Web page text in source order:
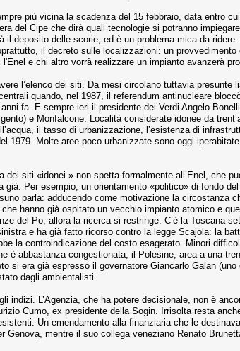
più vici­na la scadenza del 15 febbraio, data entro
del Ci­pe che dirà quali tecnologie si potranno
il depo­sito delle scorie, ed è un problema mica da
il de­creto sulle localizzazioni: un
e chi al­tro vorrà realizzare un impianto avanzerà
l’elen­co dei siti. Da mesi circolano tuttavia
quando, nel 1987, il referendum antinucleare
fa. E sempre ieri il presidente dei Verdi Angelo
e Mon­falcone. Località considerate idonee da
il tasso di urbanizzazione, l’esistenza di
1979. Molte aree poco urbanizzate sono og­gi
siti «ido­nei » non spetta formalmente all’Enel, che
già. Per esempio, un orientamento «politico» di fondo
par­la: adducendo come motivazione la circostan­za
hanno già ospitato un vecchio impianto atomico e
del Po, allora la ricerca si restringe. C’è la Toscana
e ha già fatto ricorso contro la legge Scajola: la
la con­troindicazione del costo esagerato. Minori
è abba­stanza congestionata, il Polesine, area a una
si era già espresso il governatore Giancarlo Galan
dagli ambientalisti.
indizi. L’Agenzia, che ha potere decisionale, non è
Cu­mo, ex presidente della Sogin. Irrisolta resta
Un emendamento alla finanziaria che le
Genova, mentre il suo collega venezia­no Renato